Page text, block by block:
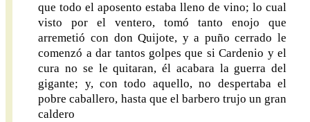
que todo el aposento estaba lleno de vino; lo cual
visto por el ventero, tomó tanto enojo que
arremetió con don Quijote, y a puño cerrado le
comenzó a dar tantos golpes que si Cardenio y el
cura no se le quitaran, él acabara la guerra del
gigante; y, con todo aquello, no despertaba el
pobre caballero, hasta que el barbero trujo un gran
caldero